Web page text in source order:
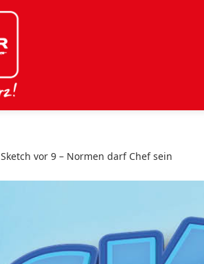
Sketch vor 9 – Normen darf Chef sein